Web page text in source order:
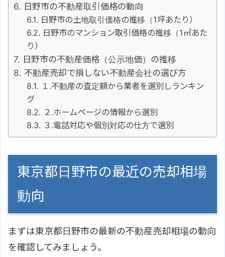
日野市の不動産取引価格の動向
日野市の土地取引価格の推移（1坪あたり）
日野市のマンション取引価格の推移（1㎡あた
り）
日野市の不動産価格（公示地価）の推移
不動産売却で損しない不動産会社の選び方
１.不動産の査定額から業者を選別しランキン
グ
２.ホームページの情報から選別
３.電話対応や個別対応の仕方で選別
東京都日野市の最近の売却相場
動向
まずは東京都日野市の最新の不動産売却相場の動向
を確認してみましょう。